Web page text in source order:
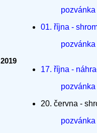
pozvánka
01. října -
pozvánka
2019
17. října -
pozvánka
20. června -
pozvánka